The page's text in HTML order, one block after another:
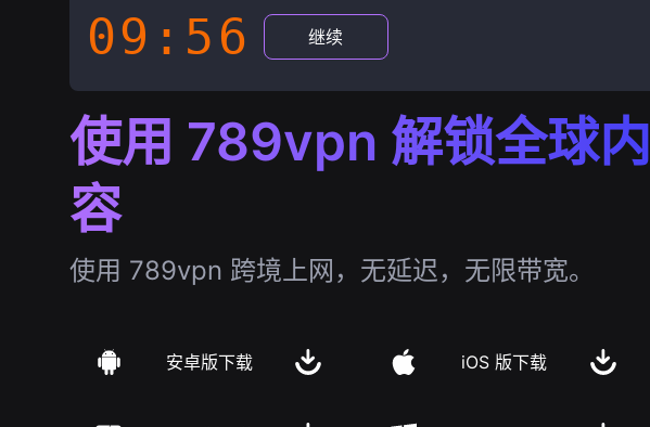
09:55 继续
使用 789vpn 解锁全球内
容
使用 789vpn 跨境上网，无延迟，无限带宽。
安卓版下载 iOS 版下载